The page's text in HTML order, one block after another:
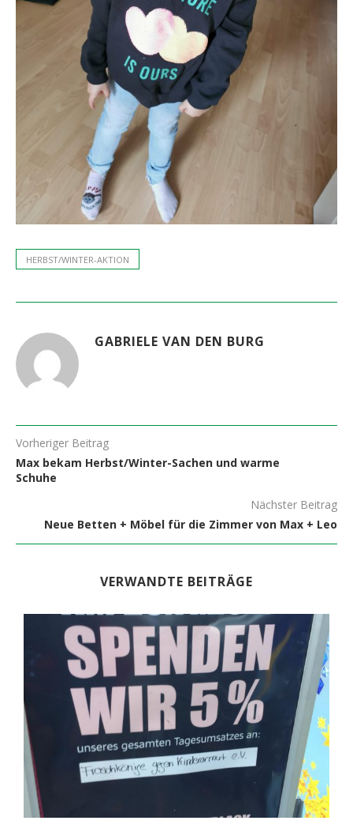
HERBST/WINTER-AKTION
GABRIELE VAN DEN BURG
Vorheriger Beitrag
Max bekam Herbst/Winter-Sachen und warme
Schuhe
Nächster Beitrag
Neue Betten + Möbel für die Zimmer von Max + Leo
VERWANDTE BEITRÄGE